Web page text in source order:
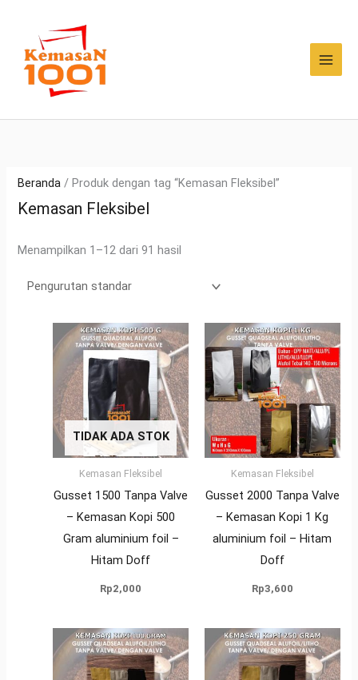
konten
Beranda / Produk dengan tag “Kemasan Fleksibel”
Kemasan Fleksibel
Menampilkan 1–12 dari 91 hasil
TIDAK ADA STOK
Kemasan Fleksibel
Gusset 1500 Tanpa Valve
– Kemasan Kopi 500
Gram aluminium foil –
Hitam Doff
Rp2,000
Kemasan Fleksibel
Gusset 2000 Tanpa Valve
– Kemasan Kopi 1 Kg
aluminium foil – Hitam
Doff
Rp3,600